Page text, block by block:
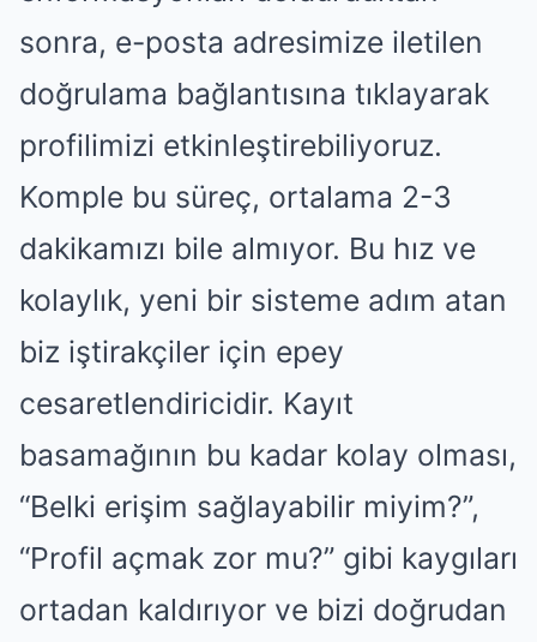
sonra, e-posta adresimize iletilen
doğrulama bağlantısına tıklayarak
profilimizi etkinleştirebiliyoruz.
Komple bu süreç, ortalama 2-3
dakikamızı bile almıyor. Bu hız ve
kolaylık, yeni bir sisteme adım atan
biz iştirakçiler için epey
cesaretlendiricidir. Kayıt
basamağının bu kadar kolay olması,
“Belki erişim sağlayabilir miyim?”,
“Profil açmak zor mu?” gibi kaygıları
ortadan kaldırıyor ve bizi doğrudan